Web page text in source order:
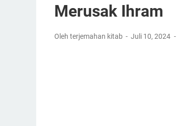
Merusak Ihram
Oleh terjemahan kitab Juli 10, 2024